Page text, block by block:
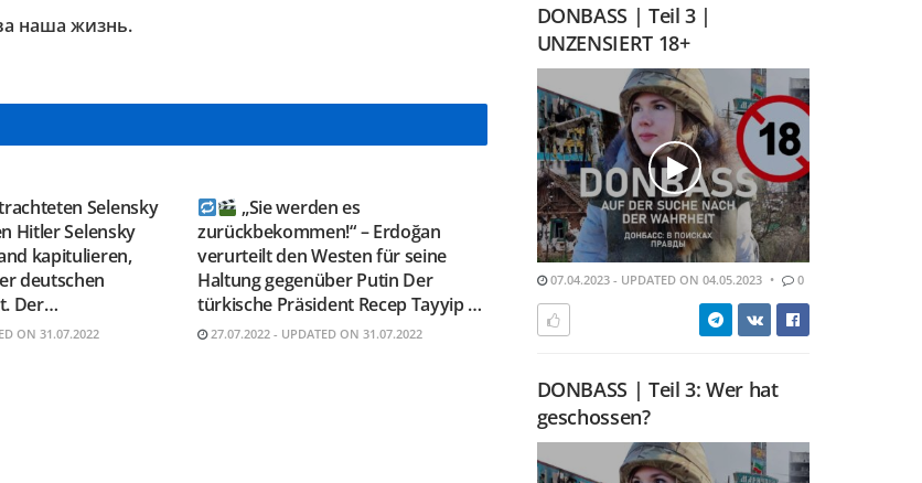
наша жизнь.
Selensky
Hitler Selensky
kapitulieren,
deutschen
Der…
ON 31.07.2022
TELEGRAM KANAL
„Sie werden es
zurückbekommen!“ – Erdoğan
verurteilt den Westen für seine
Haltung gegenüber Putin Der
türkische Präsident Recep Tayyip …
27.07.2022 - UPDATED ON 31.07.2022
DONBASS | Teil 3 |
UNZENSIERT 18+
07.04.2023 - UPDATED ON 04.05.2023 0
DONBASS | Teil 3: Wer hat
geschossen?